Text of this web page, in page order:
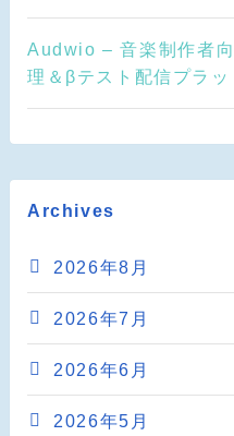
Audwio – 音楽制作者
理＆βテスト配信プラッ
Archives
2026年8月
2026年7月
2026年6月
2026年5月